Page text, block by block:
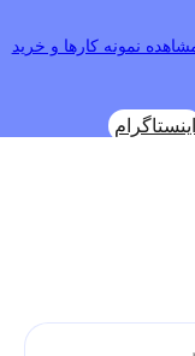
نمونه کارها و خرید
اینستاگرام